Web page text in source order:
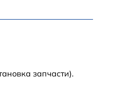
запчасти).